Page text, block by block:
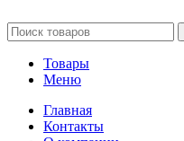
Товары
Меню
Главная
Контакты